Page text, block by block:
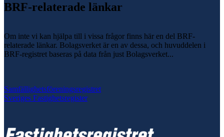
BRF-relaterade länkar
Om inte vi kan hjälpa till i vissa frågor finns här en del BRF-
relaterade länkar. Bolagsverket är en av dessa, och huvuddelen i
BRF-registret baseras på data från just Bolagsverket...
Samfällighetsföreningsregistret
Sveriges Fastighetsregister